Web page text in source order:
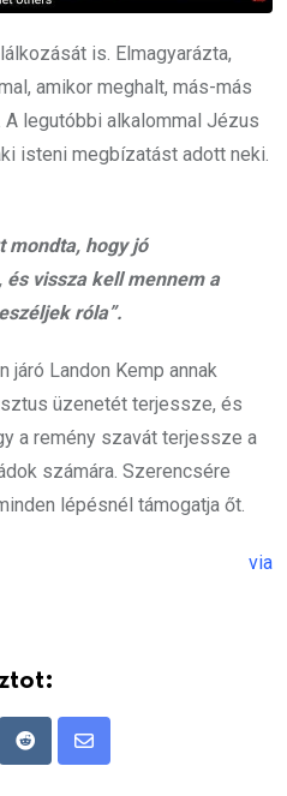
is. Elmagyarázta,
amikor meghalt, más-más
legutóbbi alkalommal Jézus
isteni megbízatást adott neki.
mondta, hogy jó
vissza kell mennem a
róla”.
járó Landon Kemp annak
üzenetét terjessze, és
a remény szavát terjessze a
számára. Szerencsére
lépésnél támogatja őt.
via
RedditShare